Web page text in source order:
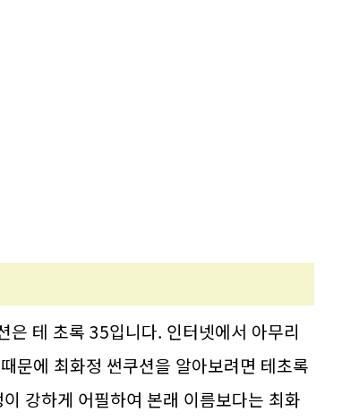
테 초록 35입니다. 인터넷에서 아무리
문에 최화정 썬쿠션을 알아보려면 테초록
강하게 어필하여 본래 이름보다는 최화